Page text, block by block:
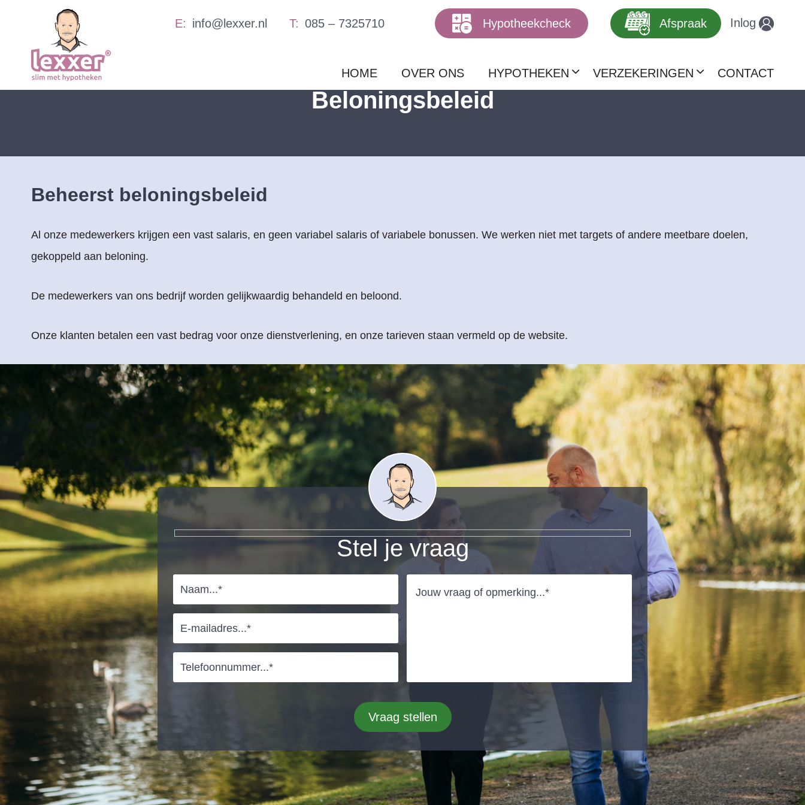
info@lexxer.nl 085 – 7325710 Hypotheekcheck Afspraak Inlog
HOME OVER ONS HYPOTHEKEN VERZEKERINGEN CONTACT
Beloningsbeleid
Beheerst beloningsbeleid
Al onze medewerkers krijgen een vast salaris, en geen variabel salaris of variabele bonussen. We werken niet met targets of andere meetbare doelen,
gekoppeld aan beloning.
De medewerkers van ons bedrijf worden gelijkwaardig behandeld en beloond.
Onze klanten betalen een vast bedrag voor onze dienstverlening, en onze tarieven staan vermeld op de website.
Stel je vraag